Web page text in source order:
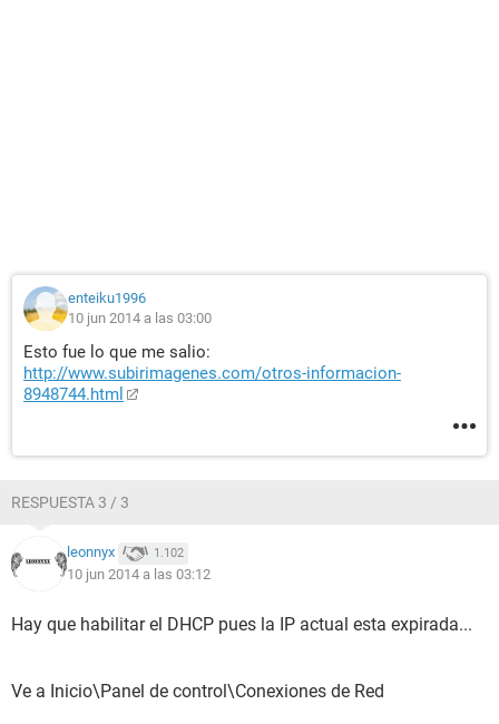
enteiku1996
10 jun 2014 a las 03:00
Esto fue lo que me salio:
http://www.subirimagenes.com/otros-informacion-
8948744.html
RESPUESTA 3 / 3
leonnyx 1.102
10 jun 2014 a las 03:12
Hay que habilitar el DHCP pues la IP actual esta expirada...
Ve a Inicio\Panel de control\Conexiones de Red